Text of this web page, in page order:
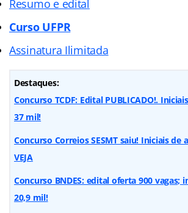
Resumo e edital
Curso UFPR
Assinatura Ilimitada
Destaques:
Concurso TCDF: Edital PUBLICADO!.
37 mil!
Concurso Correios SESMT saiu! Iniciais de
VEJA
Concurso BNDES: edital oferta 900 vagas;
20,9 mil!